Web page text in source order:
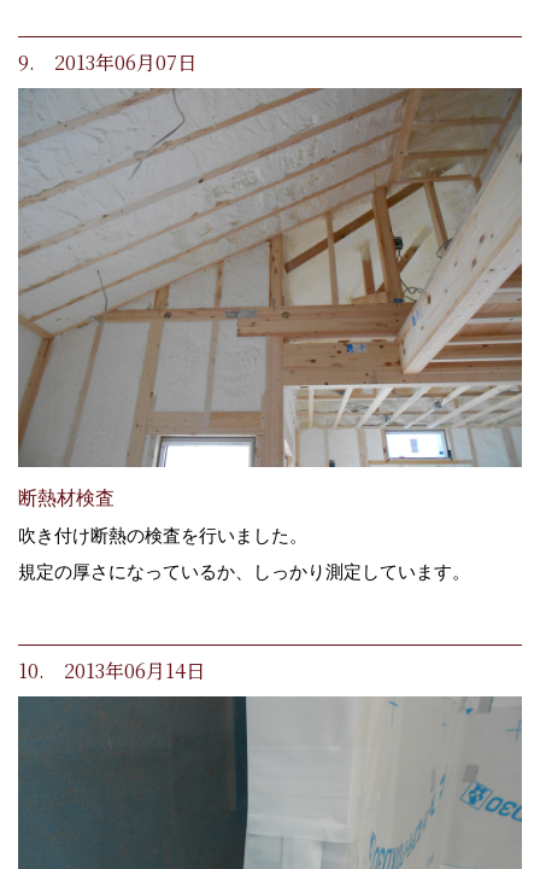
9. 2013年06月07日
断熱材検査
吹き付け断熱の検査を行いました。
規定の厚さになっているか、しっかり測定しています。
10. 2013年06月14日